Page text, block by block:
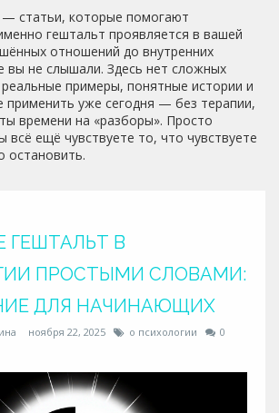
статьи, которые помогают
гештальт проявляется в вашей
отношений до внутренних
вы не слышали. Здесь нет сложных
примеры, понятные истории и
уже сегодня — без терапии,
времени на «разборы». Просто
всё ещё чувствуете то, что чувствуете
ГЕШТАЛЬТ В
ПРОСТЫМИ СЛОВАМИ:
ДЛЯ НАЧИНАЮЩИХ
ноября 22, 2025 о психологии
0